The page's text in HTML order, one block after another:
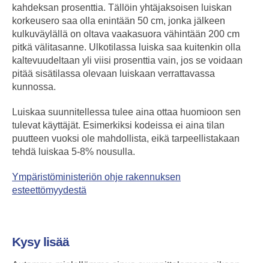
kahdeksan prosenttia. Tällöin yhtäjaksoisen luiskan
korkeusero saa olla enintään 50 cm, jonka jälkeen
kulkuväylällä on oltava vaakasuora vähintään 200 cm
pitkä välitasanne. Ulkotilassa luiska saa kuitenkin olla
kaltevuudeltaan yli viisi prosenttia vain, jos se voidaan
pitää sisätilassa olevaan luiskaan verrattavassa
kunnossa.
Luiskaa suunnitellessa tulee aina ottaa huomioon sen
tulevat käyttäjät. Esimerkiksi kodeissa ei aina tilan
puutteen vuoksi ole mahdollista, eikä tarpeellistakaan
tehdä luiskaa 5-8% nousulla.
Ympäristöministeriön ohje rakennuksen
esteettömyydestä
Kysy lisää